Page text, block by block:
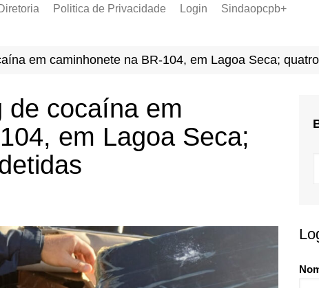
PCCR 2022
Tabela de Venc. 2025
Politica de Privacidade Login Sindaopcpb+
em caminhonete na BR-104, em Lagoa Seca;
de cocaína em
em Lagoa Seca;